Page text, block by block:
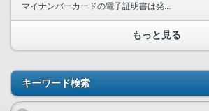
マイナンバーカードの電子証明書は発...
もっと見る
キーワード検索